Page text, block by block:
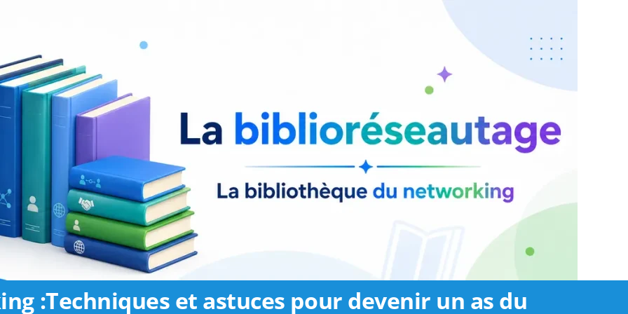
:Techniques et astuces pour devenir un as du